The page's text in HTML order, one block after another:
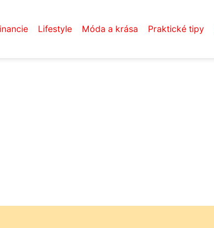
Lifestyle Móda a krása Praktické tipy